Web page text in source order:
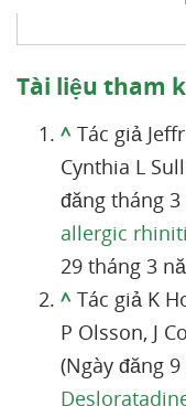
Tài liệu tham
^ Tác giả
Cynthia L
đăng tháng 3
allergic
29 tháng 3
^ Tác giả K
P Olsson, J
(Ngày đăng